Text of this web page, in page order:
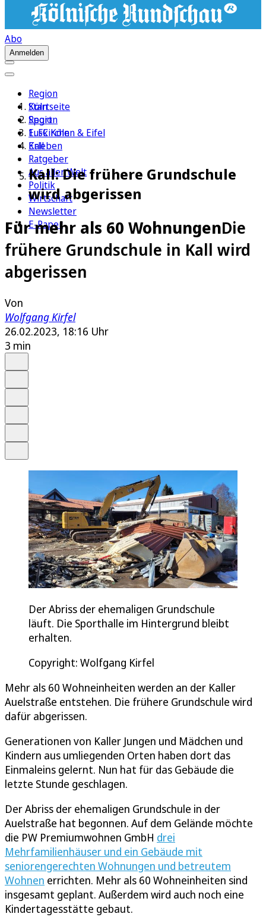
Abo
Anmelden
Region
Köln
Sport
1. FC Köln
Erleben
Ratgeber
Aus aller Welt
Politik
Wirtschaft
Newsletter
E-Paper
Startseite
Region
Euskirchen & Eifel
Kall
Kall: Die frühere Grundschule
wird abgerissen
Für mehr als 60 WohnungenDie
frühere Grundschule in Kall wird
abgerissen
Von
Wolfgang Kirfel
26.02.2023, 18:16 Uhr
3 min
Der Abriss der ehemaligen Grundschule
läuft. Die Sporthalle im Hintergrund bleibt
erhalten.
Copyright: Wolfgang Kirfel
Mehr als 60 Wohneinheiten werden an der Kaller
Auelstraße entstehen. Die frühere Grundschule wird
dafür abgerissen.
Generationen von Kaller Jungen und Mädchen und
Kindern aus umliegenden Orten haben dort das
Einmaleins gelernt. Nun hat für das Gebäude die
letzte Stunde geschlagen.
Der Abriss der ehemaligen Grundschule in der
Auelstraße hat begonnen. Auf dem Gelände möchte
die PW Premiumwohnen GmbH drei
Mehrfamilienhäuser und ein Gebäude mit
seniorengerechten Wohnungen und betreutem
Wohnen errichten. Mehr als 60 Wohneinheiten sind
insgesamt geplant. Außerdem wird auch noch eine
Kindertagesstätte gebaut.